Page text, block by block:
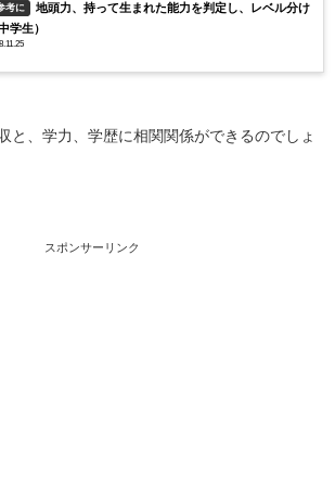
考に
地頭力、持って生まれた能力を判定し、レベル分け
学生）
と、学力、学歴に相関関係ができるのでしょ
スポンサーリンク